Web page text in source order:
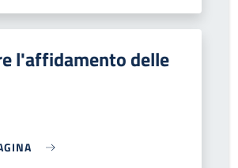
l'affidamento delle